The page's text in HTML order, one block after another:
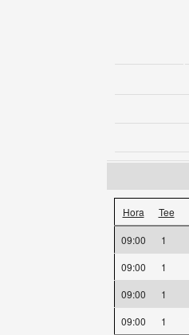
Hora Tee
09:00 1
09:00
1
09:00
1
09:00
1